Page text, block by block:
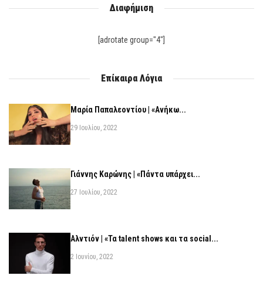
Διαφήμιση
[adrotate group="4"]
Επίκαιρα Λόγια
Μαρία Παπαλεοντίου | «Ανήκω...
29 Ιουλίου, 2022
Γιάννης Καρώνης | «Πάντα υπάρχει...
27 Ιουλίου, 2022
Αλντιόν | «Τα talent shows και τα social...
2 Ιουνίου, 2022